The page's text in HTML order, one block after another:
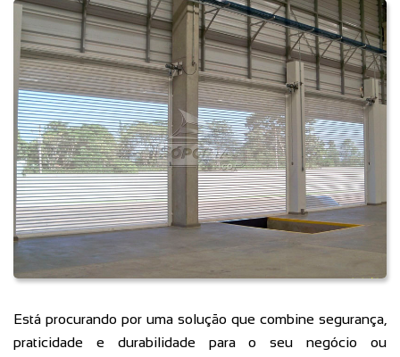
Está procurando por uma solução que combine segurança,
praticidade e durabilidade para o seu negócio ou